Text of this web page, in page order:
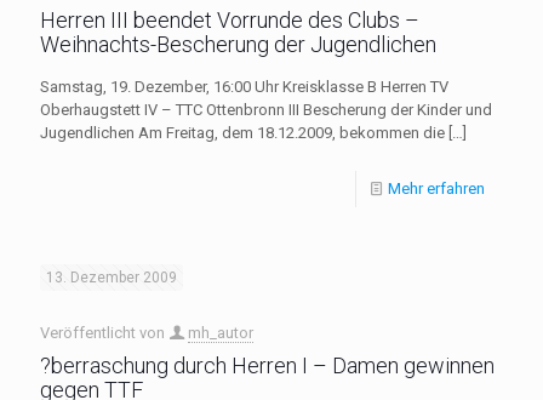
Herren III beendet Vorrunde des Clubs –
Weihnachts-Bescherung der Jugendlichen
Samstag, 19. Dezember, 16:00 Uhr Kreisklasse B Herren TV
Oberhaugstett IV – TTC Ottenbronn III Bescherung der Kinder und
Jugendlichen Am Freitag, dem 18.12.2009, bekommen die […]
Mehr erfahren
13. Dezember 2009
Veröffentlicht von mh_autor
?berraschung durch Herren I – Damen gewinnen
gegen TTF